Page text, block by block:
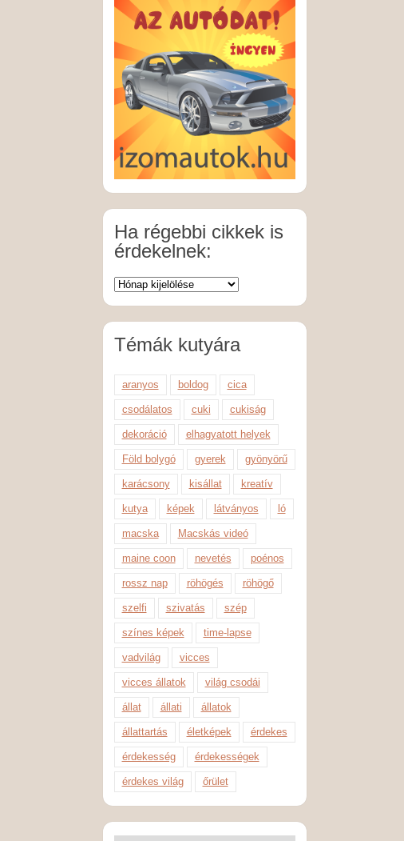
Ha régebbi cikkek is
érdekelnek:
Témák kutyára
aranyos boldog cica
csodálatos cuki cukiság
dekoráció elhagyatott helyek
Föld bolygó gyerek gyönyörű
karácsony kisállat kreatív
kutya képek látványos ló
macska Macskás videó
maine coon nevetés poénos
rossz nap röhögés röhögő
szelfi szivatás szép
színes képek time-lapse
vadvilág vicces
vicces állatok világ csodái
állat állati állatok
állattartás életképek érdekes
érdekesség érdekességek
érdekes világ őrület